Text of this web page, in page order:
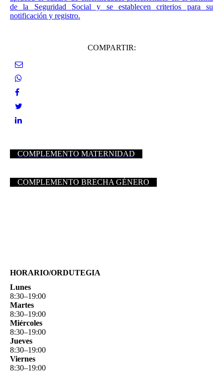
de la Seguridad Social y se establecen criterios para su
notificación y registro.
COMPARTIR:
COMPLEMENTO MATERNIDAD
COMPLEMENTO BRECHA GÉNERO
HORARIO/ORDUTEGIA
Lunes
8:30–19:00
Martes
8:30–19:00
Miércoles
8:30–19:00
Jueves
8:30–19:00
Viernes
8:30–19:00